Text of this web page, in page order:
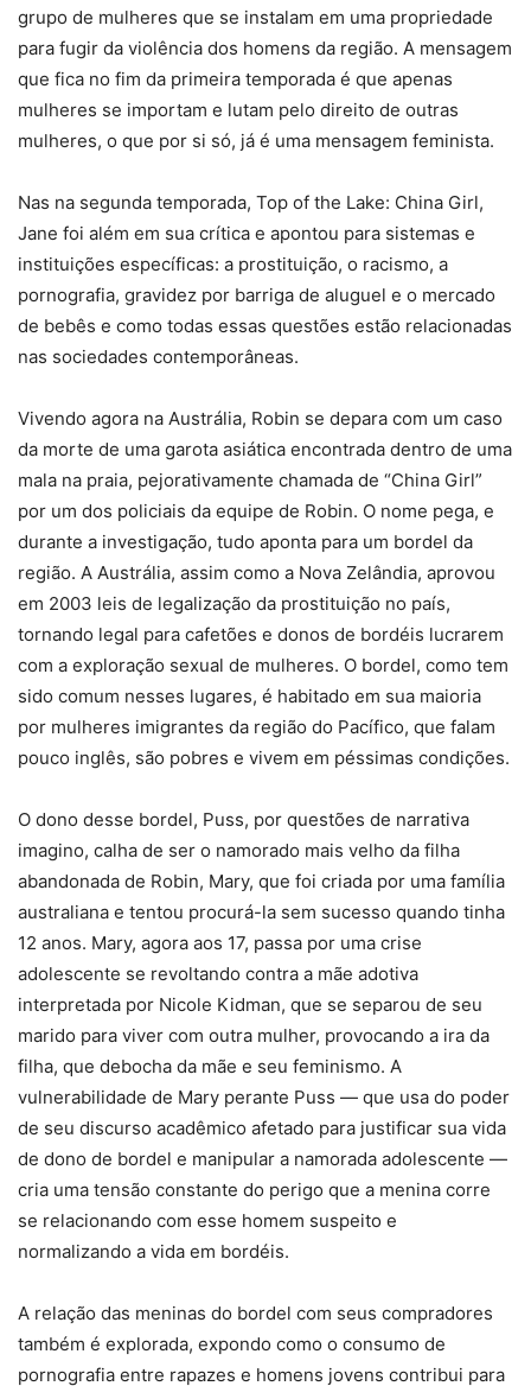
grupo de mulheres que se instalam em uma propriedade
para fugir da violência dos homens da região. A mensagem
que fica no fim da primeira temporada é que apenas
mulheres se importam e lutam pelo direito de outras
mulheres, o que por si só, já é uma mensagem feminista.
Nas na segunda temporada, Top of the Lake: China Girl,
Jane foi além em sua crítica e apontou para sistemas e
instituições específicas: a prostituição, o racismo, a
pornografia, gravidez por barriga de aluguel e o mercado
de bebês e como todas essas questões estão relacionadas
nas sociedades contemporâneas.
Vivendo agora na Austrália, Robin se depara com um caso
da morte de uma garota asiática encontrada dentro de uma
mala na praia, pejorativamente chamada de “China Girl”
por um dos policiais da equipe de Robin. O nome pega, e
durante a investigação, tudo aponta para um bordel da
região. A Austrália, assim como a Nova Zelândia, aprovou
em 2003 leis de legalização da prostituição no país,
tornando legal para cafetões e donos de bordéis lucrarem
com a exploração sexual de mulheres. O bordel, como tem
sido comum nesses lugares, é habitado em sua maioria
por mulheres imigrantes da região do Pacífico, que falam
pouco inglês, são pobres e vivem em péssimas condições.
O dono desse bordel, Puss, por questões de narrativa
imagino, calha de ser o namorado mais velho da filha
abandonada de Robin, Mary, que foi criada por uma família
australiana e tentou procurá-la sem sucesso quando tinha
12 anos. Mary, agora aos 17, passa por uma crise
adolescente se revoltando contra a mãe adotiva
interpretada por Nicole Kidman, que se separou de seu
marido para viver com outra mulher, provocando a ira da
filha, que debocha da mãe e seu feminismo. A
vulnerabilidade de Mary perante Puss — que usa do poder
de seu discurso acadêmico afetado para justificar sua vida
de dono de bordel e manipular a namorada adolescente —
cria uma tensão constante do perigo que a menina corre
se relacionando com esse homem suspeito e
normalizando a vida em bordéis.
A relação das meninas do bordel com seus compradores
também é explorada, expondo como o consumo de
pornografia entre rapazes e homens jovens contribui para